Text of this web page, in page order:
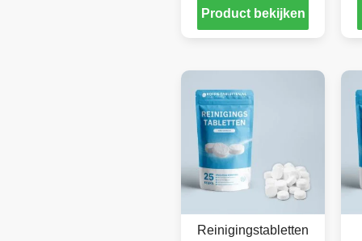
Product bekijken
Reinigingstabletten